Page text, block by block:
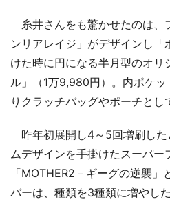
糸井さんをも驚かせたのは、
ンリアレイジ」がデザインし
けた時に円になる半月型のオリ
ル」（1万9,980円）。内ポケ
りクラッチバッグやポーチとし
昨年初展開し4～5回増刷した
ムデザインを手掛けたスーパー
「MOTHER2－ギーグの逆襲
バーは、種類を3種類に増やし